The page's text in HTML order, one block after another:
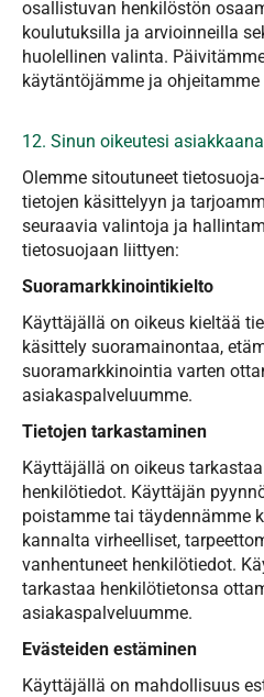
osallistuvan henkilöstön
koulutuksilla ja arvioinneilla
huolellinen valinta.
käytäntöjämme ja
12. Sinun oikeutesi
Olemme sitoutuneet
tietojen käsittelyyn ja
seuraavia valintoja ja
tietosuojaan liittyen:
Suoramarkkinointikielto
Käyttäjällä on oikeus kieltää
käsittely suoramainontaa,
suoramarkkinointia varten
asiakaspalveluumme.
Tietojen tarkastaminen
Käyttäjällä on oikeus
henkilötiedot. Käyttäjän
poistamme tai täydennämme
kannalta virheelliset,
vanhentuneet henkilötiedot.
tarkastaa henkilötietonsa
asiakaspalveluumme.
Evästeiden estäminen
Käyttäjällä on mahdollisuus